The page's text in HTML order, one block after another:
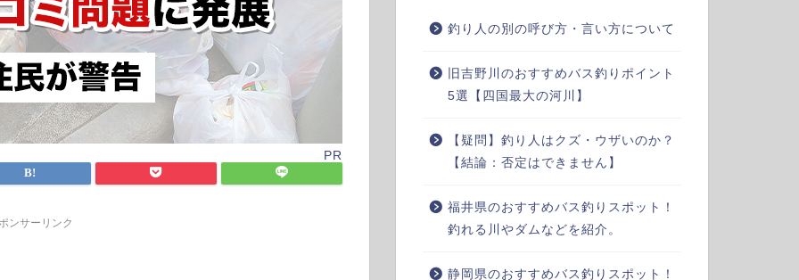
PR
ンサーリンク
釣り人の別の呼び方・言い方について
旧吉野川のおすすめバス釣りポイント
5選【四国最大の河川】
【疑問】釣り人はクズ・ウザいのか？
【結論：否定はできません】
福井県のおすすめバス釣りスポット！
釣れる川やダムなどを紹介。
静岡県のおすすめバス釣りスポット！